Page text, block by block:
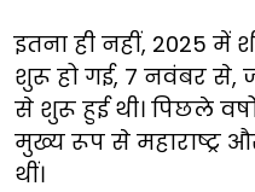
इतना ही नहीं, 2025 में
शुरू हो गई, 7 नवंबर से,
से शुरू हुई थी। पिछले
मुख्य रूप से महाराष्ट्र
थीं।